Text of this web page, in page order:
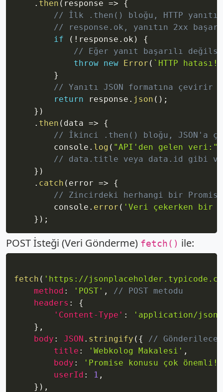
. then ( response =>
{
// İlk .then() bloğu, HTTP
// response.ok, yanıtın 2xx
if
( ! response . ok )
{
// Eğer yanıt başarılı
throw new Error ( ` HTTP
}
// Yanıtı JSON formatına çevirir
return response . json ( ) ;
} )
. then ( data =>
{
// İkinci .then() bloğu, JSON'a
        console
. log ( "API'den gelen veri:"
// data.title veya data.id gibi
} )
. catch ( error =>
{
// Zincirdeki herhangi bir
        console
. error ( 'Veri çekerken bir
} ) ;
POST İsteği (Veri Gönderme) fetch() ile:
fetch ( 'https://
method : 'POST' ,
// POST metodu
headers :
{
'Content-Type' :
'application/json'
} ,
body : JSON . stringify ( {
//
title : 'Webkolog Makalesi' ,
body :
'Promise konusu çok önemli!'
userId : 1 ,
} ) ,